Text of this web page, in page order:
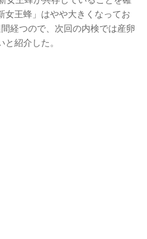
女王蜂」はやや大きくなってお
経つので、次回の内検では産卵
紹介した。